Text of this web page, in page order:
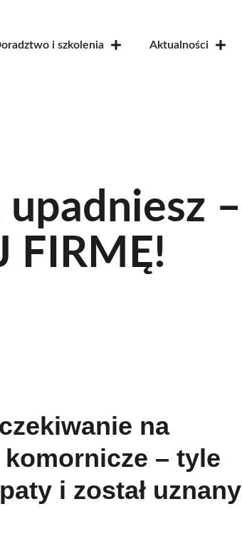
i szkolenia Aktualności
–
FIRMĘ!
na
– tyle
i został uznany